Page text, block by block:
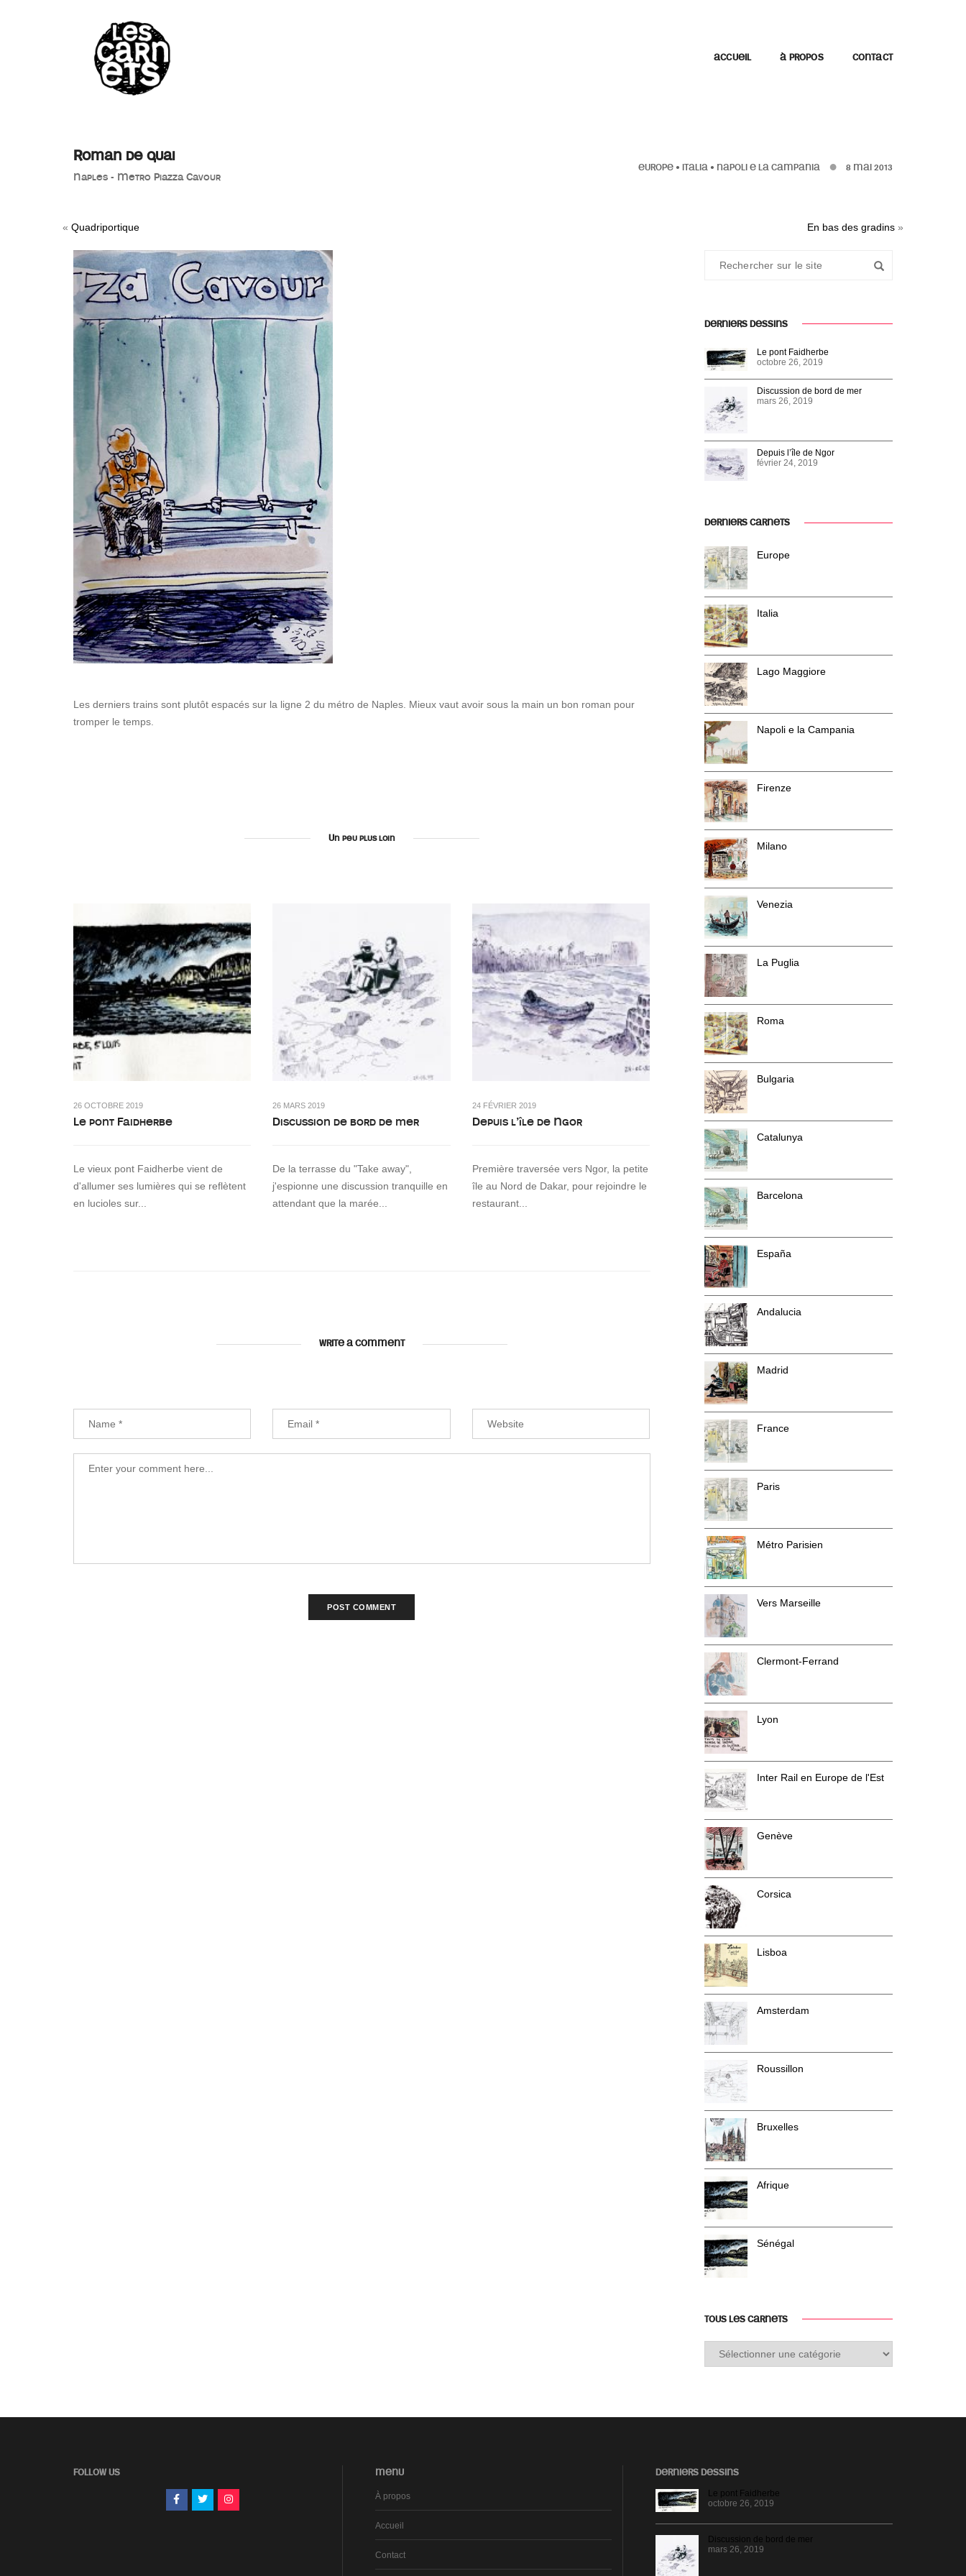
ACCUEIL À PROPOS CONTACT
Roman de quai
Naples - Metro Piazza Cavour
EUROPE • ITALIA • NAPOLI E LA CAMPANIA 8 MAI 2013
« Quadriportique En bas des gradins »
Les derniers trains sont plutôt espacés sur la ligne 2 du métro de Naples. Mieux vaut avoir sous la main un bon roman pour
tromper le temps.
Un peu plus loin
26 OCTOBRE 2019
Le pont Faidherbe
Le vieux pont Faidherbe vient de
d'allumer ses lumières qui se reflètent
en lucioles sur...
26 MARS 2019
Discussion de bord de mer
De la terrasse du "Take away",
j'espionne une discussion tranquille en
attendant que la marée...
24 FÉVRIER 2019
Depuis l’île de Ngor
Première traversée vers Ngor, la petite
île au Nord de Dakar, pour rejoindre le
restaurant...
WRITE A COMMENT
DERNIERS DESSINS
Le pont Faidherbe
octobre 26, 2019
Discussion de bord de mer
mars 26, 2019
Depuis l’île de Ngor
février 24, 2019
DERNIERS CARNETS
Europe
Italia
Lago Maggiore
Napoli e la Campania
Firenze
Milano
Venezia
La Puglia
Roma
Bulgaria
Catalunya
Barcelona
España
Andalucia
Madrid
France
Paris
Métro Parisien
Vers Marseille
Clermont-Ferrand
Lyon
Inter Rail en Europe de l'Est
Genève
Corsica
Lisboa
Amsterdam
Roussillon
Bruxelles
Afrique
Sénégal
TOUS LES CARNETS
Tous
les
FOLLOW US MENU
À propos
Accueil
Contact
DERNIERS DESSINS
Le pont Faidherbe
octobre 26, 2019
Discussion de bord de mer
mars 26, 2019